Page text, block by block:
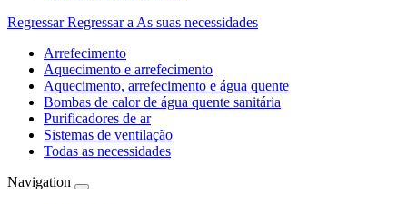
Regressar Regressar a As suas necessidades
Arrefecimento
Aquecimento e arrefecimento
Aquecimento, arrefecimento e água quente
Bombas de calor de água quente sanitária
Purificadores de ar
Sistemas de ventilação
Todas as necessidades
Navigation